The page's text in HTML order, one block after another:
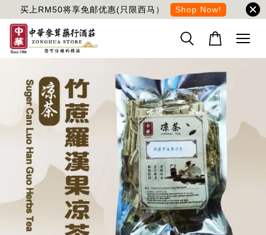
买上RM50将享免邮优惠(只限西马） Shop Now!